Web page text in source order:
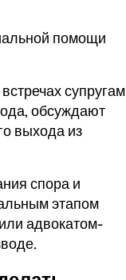
помощи
супругам
обсуждают
выхода из
спора и
этапом
адвокатом-